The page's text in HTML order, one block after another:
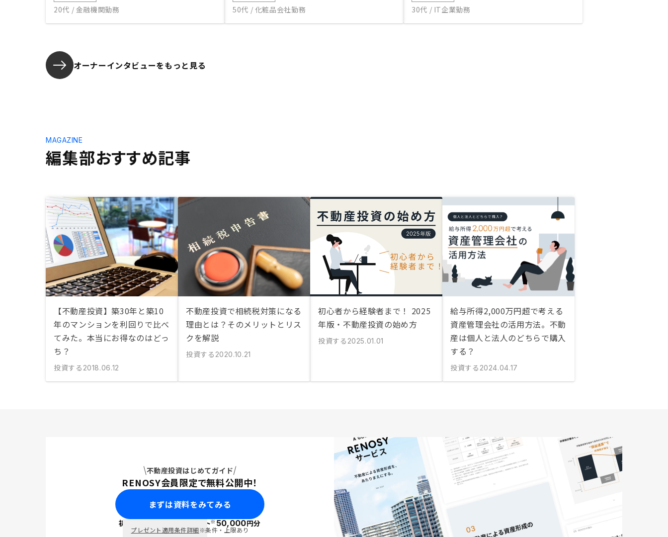
20代 / 金融機関勤務 50代 / 化粧品会社勤務 30代 / IT企業勤務
オーナーインタビューをもっと見る
編集部おすすめ記事
MAGAZINE
【不動産投資】築30年と築10
年のマンションを利回りで比べ
てみた。本当にお得なのはどっ
ち？
投資する 2018.06.12
不動産投資で相続税対策になる
理由とは？そのメリットとリス
クを解説
投資する 2020.10.21
初心者から経験者まで！ 2025
年版・不動産投資の始め方
投資する 2025.01.01
給与所得2,000万円超で考える
資産管理会社の活用方法。不動
産は個人と法人のどちらで購入
する？
投資する 2024.04.17
不動産投資はじめてガイド
RENOSY会員限定で無料公開中！
まずは資料をみてみる
初回面談で ポイント※50,000円分
プレゼント適用条件詳細※条件・上限あり